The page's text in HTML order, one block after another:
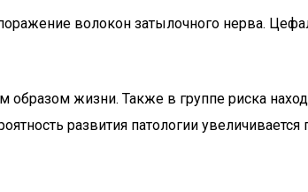
волокон затылочного нерва.
жизни. Также в группе риска
развития патологии